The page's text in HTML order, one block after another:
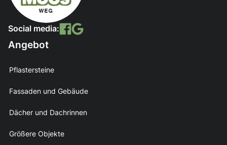
Social media:
Angebot
Pflastersteine
Fassaden und Gebäude
Dächer und Dachrinnen
Größere Objekte